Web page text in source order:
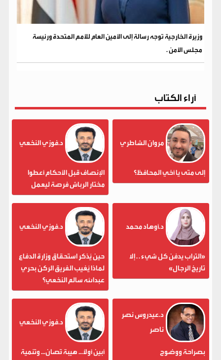
وزيرة الخارجية توجه رسالة إلى الأمين العام للأمم المتحدة ورئيسة
مجلس الأمن .
آراء الكتاب
مروان الشاطري
إلى متى يا أخي المحافظ؟
د.فوزي النخعي
الإنصاف قبل الأحكام أعطوا
مختار الرباش فرصة ليعمل
د.أوهاد محمد
«التراب يدفن كل شيء . . إلا
تاريخ الرجال»
د.فوزي النخعي
حين يُذكر استحقاق وزارة الدفاع
لماذا يُغيب الفريق الركن بحري
عبدالله سالم النخعي؟
د.عيدروس نصر
ناصر
بصراحة ووضوح
د.فوزي النخعي
أبين أولاً... هيبة تُصان... وتنمية